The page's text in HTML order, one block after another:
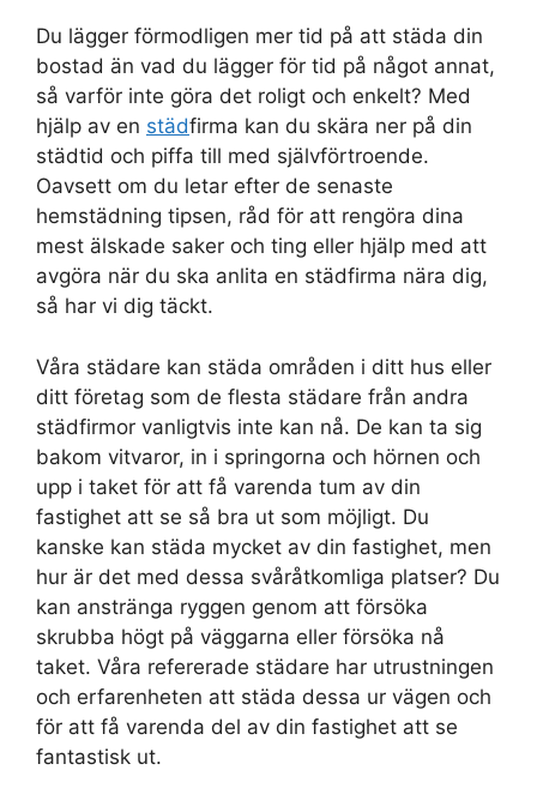
Du lägger förmodligen mer tid på att städa din
bostad än vad du lägger för tid på något annat,
så varför inte göra det roligt och enkelt? Med
hjälp av en städfirma kan du skära ner på din
städtid och piffa till med självförtroende.
Oavsett om du letar efter de senaste
hemstädning tipsen, råd för att rengöra dina
mest älskade saker och ting eller hjälp med att
avgöra när du ska anlita en städfirma nära dig,
så har vi dig täckt.
Våra städare kan städa områden i ditt hus eller
ditt företag som de flesta städare från andra
städfirmor vanligtvis inte kan nå. De kan ta sig
bakom vitvaror, in i springorna och hörnen och
upp i taket för att få varenda tum av din
fastighet att se så bra ut som möjligt. Du
kanske kan städa mycket av din fastighet, men
hur är det med dessa svåråtkomliga platser? Du
kan anstränga ryggen genom att försöka
skrubba högt på väggarna eller försöka nå
taket. Våra refererade städare har utrustningen
och erfarenheten att städa dessa ur vägen och
för att få varenda del av din fastighet att se
fantastisk ut.